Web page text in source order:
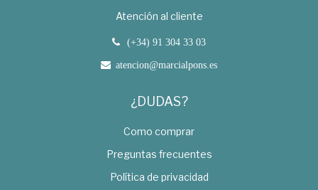
Atención al cliente
(+34) 91 304 33 03
atencion@marcialpons.es
¿DUDAS?
Como comprar
Preguntas frecuentes
Política de privacidad